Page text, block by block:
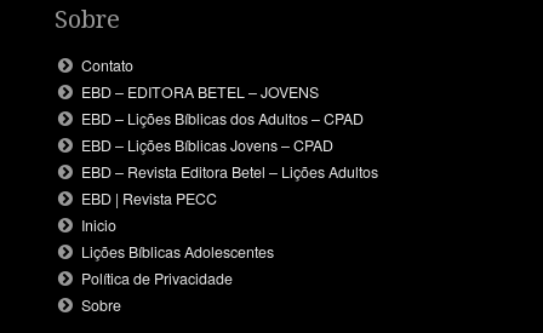
Sobre
Contato
EBD – EDITORA BETEL – JOVENS
EBD – Lições Bíblicas dos Adultos – CPAD
EBD – Lições Bíblicas Jovens – CPAD
EBD – Revista Editora Betel – Lições Adultos
EBD | Revista PECC
Inicio
Lições Bíblicas Adolescentes
Política de Privacidade
Sobre